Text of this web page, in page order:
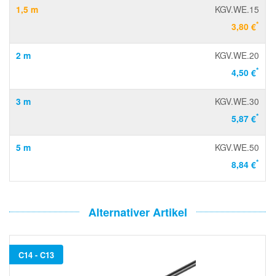
1,5 m
KGV.WE.15
3,80 €*
2 m
KGV.WE.20
4,50 €*
3 m
KGV.WE.30
5,87 €*
5 m
KGV.WE.50
8,84 €*
Alternativer Artikel
C14 - C13